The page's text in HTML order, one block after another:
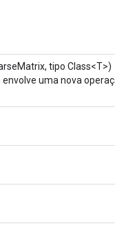
tipo Class<T>)
uma nova